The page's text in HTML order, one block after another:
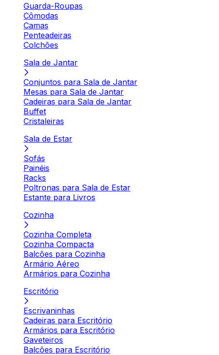
Guarda-Roupas
Cômodas
Camas
Penteadeiras
Colchões
Sala de Jantar
Conjuntos para Sala de Jantar
Mesas para Sala de Jantar
Cadeiras para Sala de Jantar
Buffet
Cristaleiras
Sala de Estar
Sofás
Painéis
Racks
Poltronas para Sala de Estar
Estante para Livros
Cozinha
Cozinha Completa
Cozinha Compacta
Balcões para Cozinha
Armário Aéreo
Armários para Cozinha
Escritório
Escrivaninhas
Cadeiras para Escritório
Armários para Escritório
Gaveteiros
Balcões para Escritório